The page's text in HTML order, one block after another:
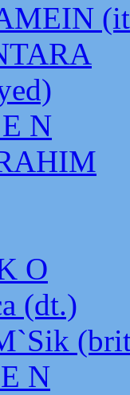
N
O
(dt.)
N